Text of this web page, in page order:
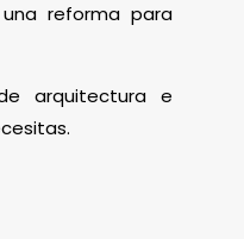
reforma para
arquitectura e